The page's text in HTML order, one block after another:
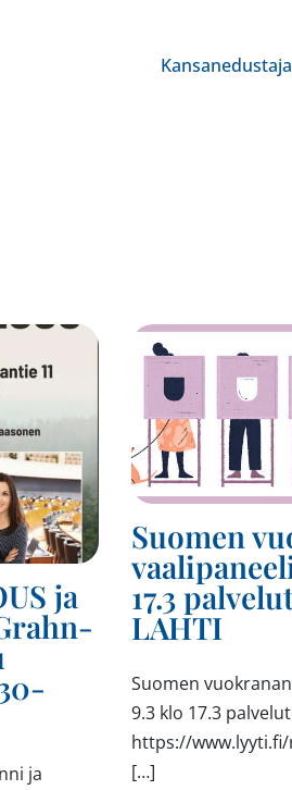
Kansanedustaja
ja
ja
Suomen
17.3
LAHTI
Suomen
9.3 klo 17.3
https://www.lyyti.fi/
[…]